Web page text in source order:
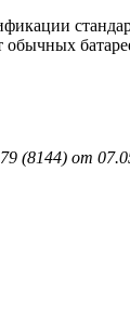
(8144) от